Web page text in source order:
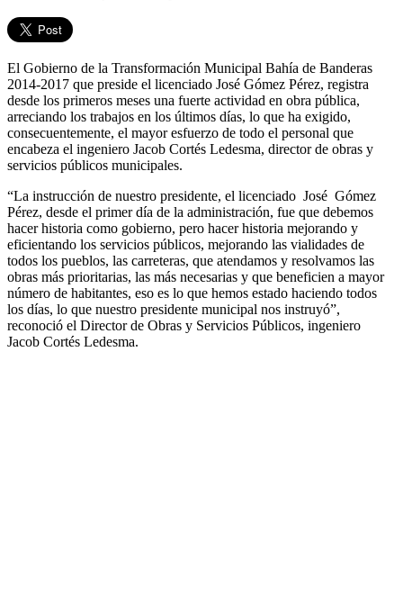
El Gobierno de la Transformación Municipal Bahía de Banderas
2014-2017 que preside el licenciado José Gómez Pérez, registra
desde los primeros meses una fuerte actividad en obra pública,
arreciando los trabajos en los últimos días, lo que ha exigido,
consecuentemente, el mayor esfuerzo de todo el personal que
encabeza el ingeniero Jacob Cortés Ledesma, director de obras y
servicios públicos municipales.
“La instrucción de nuestro presidente, el licenciado José Gómez
Pérez, desde el primer día de la administración, fue que debemos
hacer historia como gobierno, pero hacer historia mejorando y
eficientando los servicios públicos, mejorando las vialidades de
todos los pueblos, las carreteras, que atendamos y resolvamos las
obras más prioritarias, las más necesarias y que beneficien a mayor
número de habitantes, eso es lo que hemos estado haciendo todos
los días, lo que nuestro presidente municipal nos instruyó”,
reconoció el Director de Obras y Servicios Públicos, ingeniero
Jacob Cortés Ledesma.